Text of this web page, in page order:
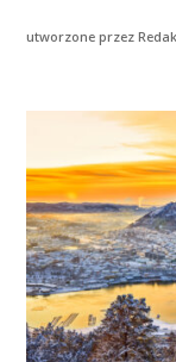
utworzone przez